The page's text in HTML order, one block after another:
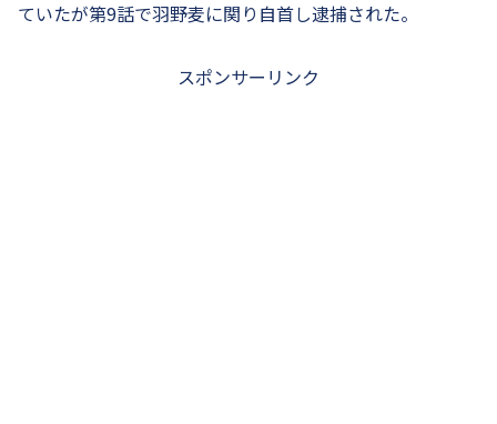
ていたが第9話で羽野麦に関り自首し逮捕された。
スポンサーリンク